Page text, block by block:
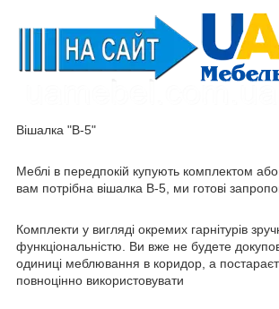
Вішалка "В-5"
Меблі в передпокій купують комплектом
вам потрібна вішалка В-5, ми готові
Комплекти у вигляді окремих гарнітурів
функціональністю. Ви вже не будете
одиниці меблювання в коридор, а
повноцінно використовувати